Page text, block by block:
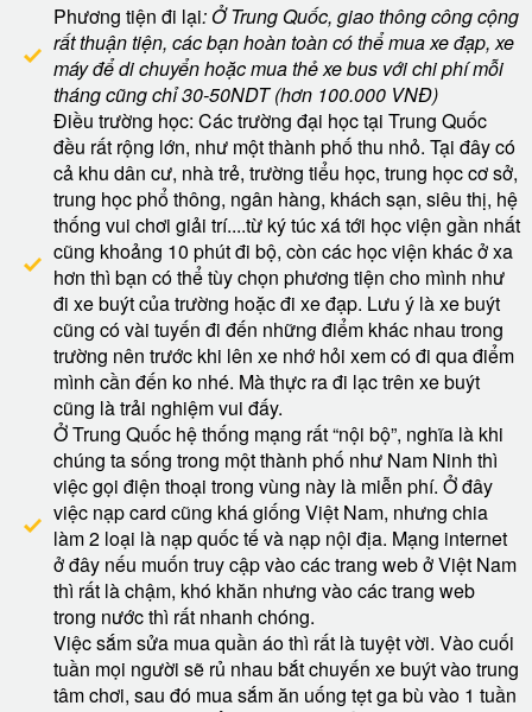
Phương tiện đi lại: Ở Trung Quốc, giao thông công cộng
rất thuận tiện, các bạn hoàn toàn có thể mua xe đạp, xe
máy để di chuyển hoặc mua thẻ xe bus với chi phí mỗi
tháng cũng chỉ 30-50NDT (hơn 100.000 VNĐ)
Điều trường học: Các trường đại học tại Trung Quốc
đều rất rộng lớn, như một thành phố thu nhỏ. Tại đây có
cả khu dân cư, nhà trẻ, trường tiểu học, trung học cơ sở,
trung học phổ thông, ngân hàng, khách sạn, siêu thị, hệ
thống vui chơi giải trí....từ ký túc xá tới học viện gần nhất
cũng khoảng 10 phút đi bộ, còn các học viện khác ở xa
hơn thì bạn có thể tùy chọn phương tiện cho mình như
đi xe buýt của trường hoặc đi xe đạp. Lưu ý là xe buýt
cũng có vài tuyến đi đến những điểm khác nhau trong
trường nên trước khi lên xe nhớ hỏi xem có đi qua điểm
mình cần đến ko nhé. Mà thực ra đi lạc trên xe buýt
cũng là trải nghiệm vui đấy.
Ở Trung Quốc hệ thống mạng rất “nội bộ”, nghĩa là khi
chúng ta sống trong một thành phố như Nam Ninh thì
việc gọi điện thoại trong vùng này là miễn phí. Ở đây
việc nạp card cũng khá giống Việt Nam, nhưng chia
làm 2 loại là nạp quốc tế và nạp nội địa. Mạng internet
ở đây nếu muốn truy cập vào các trang web ở Việt Nam
thì rất là chậm, khó khăn nhưng vào các trang web
trong nước thì rất nhanh chóng.
Việc sắm sửa mua quần áo thì rất là tuyệt vời. Vào cuối
tuần mọi người sẽ rủ nhau bắt chuyến xe buýt vào trung
tâm chơi, sau đó mua sắm ăn uống tẹt ga bù vào 1 tuần